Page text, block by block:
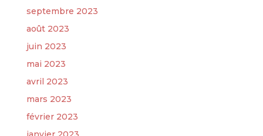
septembre 2023
août 2023
juin 2023
mai 2023
avril 2023
mars 2023
février 2023